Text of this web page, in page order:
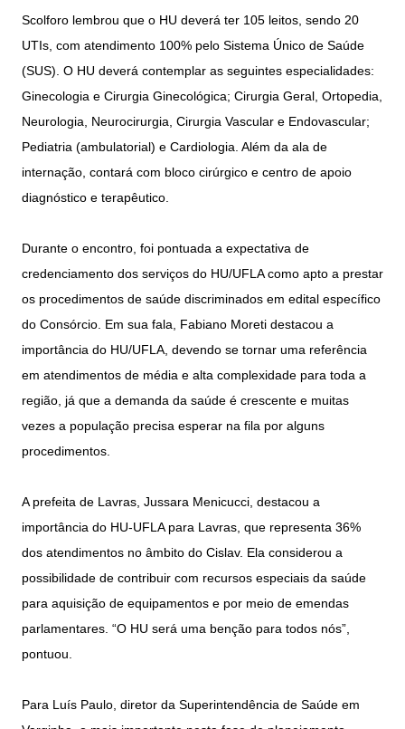
Scolforo lembrou que o HU deverá ter 105 leitos, sendo 20
UTIs, com atendimento 100% pelo Sistema Único de Saúde
(SUS). O HU deverá contemplar as seguintes especialidades:
Ginecologia e Cirurgia Ginecológica; Cirurgia Geral, Ortopedia,
Neurologia, Neurocirurgia, Cirurgia Vascular e Endovascular;
Pediatria (ambulatorial) e Cardiologia. Além da ala de
internação, contará com bloco cirúrgico e centro de apoio
diagnóstico e terapêutico.
Durante o encontro, foi pontuada a expectativa de
credenciamento dos serviços do HU/UFLA como apto a prestar
os procedimentos de saúde discriminados em edital específico
do Consórcio. Em sua fala, Fabiano Moreti destacou a
importância do HU/UFLA, devendo se tornar uma referência
em atendimentos de média e alta complexidade para toda a
região, já que a demanda da saúde é crescente e muitas
vezes a população precisa esperar na fila por alguns
procedimentos.
A prefeita de Lavras, Jussara Menicucci, destacou a
importância do HU-UFLA para Lavras, que representa 36%
dos atendimentos no âmbito do Cislav. Ela considerou a
possibilidade de contribuir com recursos especiais da saúde
para aquisição de equipamentos e por meio de emendas
parlamentares. “O HU será uma benção para todos nós”,
pontuou.
Para Luís Paulo, diretor da Superintendência de Saúde em